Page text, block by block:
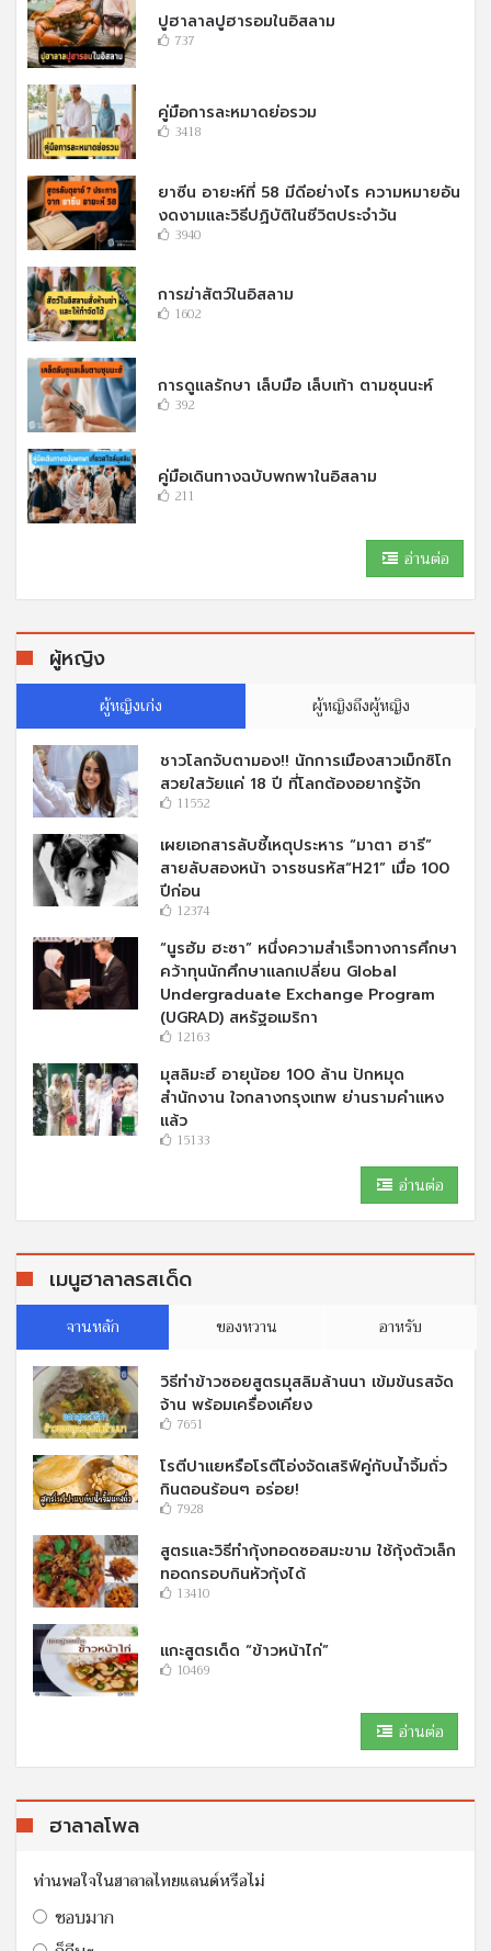
ปูฮาลาลปูฮารอมในอิสลาม
737
คู่มือการละหมาดย่อรวม
3418
ยาซีน อายะห์ที่ 58 มีดีอย่างไร ความหมายอัน
งดงามและวิธีปฏิบัติในชีวิตประจำวัน
3940
การฆ่าสัตว์ในอิสลาม
1602
การดูแลรักษา เล็บมือ เล็บเท้า ตามซุนนะห์
392
คู่มือเดินทางฉบับพกพาในอิสลาม
211
อ่านต่อ
ผู้หญิง
ผู้หญิงเก่ง ผู้หญิงถึงผู้หญิง
ชาวโลกจับตามอง!! นักการเมืองสาวเม็กซิโก
สวยใสวัยแค่ 18 ปี ที่โลกต้องอยากรู้จัก
11552
เผยเอกสารลับชี้เหตุประหาร “มาตา ฮารี”
สายลับสองหน้า จารชนรหัส“H21” เมื่อ 100
ปีก่อน
12374
“นูรฮัม ฮะซา” หนึ่งความสำเร็จทางการศึกษา
คว้าทุนนักศึกษาแลกเปลี่ยน Global
Undergraduate Exchange Program
(UGRAD) สหรัฐอเมริกา
12163
มุสลิมะฮ์ อายุน้อย 100 ล้าน ปักหมุด
สำนักงาน ใจกลางกรุงเทพ ย่านรามคำแหง
แล้ว
15133
อ่านต่อ
เมนูฮาลาลรสเด็ด
จานหลัก ของหวาน อาหรับ
วิธีทำข้าวซอยสูตรมุสลิมล้านนา เข้มข้นรสจัด
จ้าน พร้อมเครื่องเคียง
7651
โรตีปาแยหรือโรตีโอ่งจัดเสริฟ์คู่กับนํ้าจิ้มถั่ว
กินตอนร้อนๆ อร่อย!
7928
สูตรและวิธีทำกุ้งทอดซอสมะขาม ใช้กุ้งตัวเล็ก
ทอดกรอบกินหัวกุ้งได้
13410
แกะสูตรเด็ด “ข้าวหน้าไก่”
10469
อ่านต่อ
ฮาลาลโพล
ท่านพอใจในฮาลาลไทยแลนด์หรือไม่
ชอบมาก